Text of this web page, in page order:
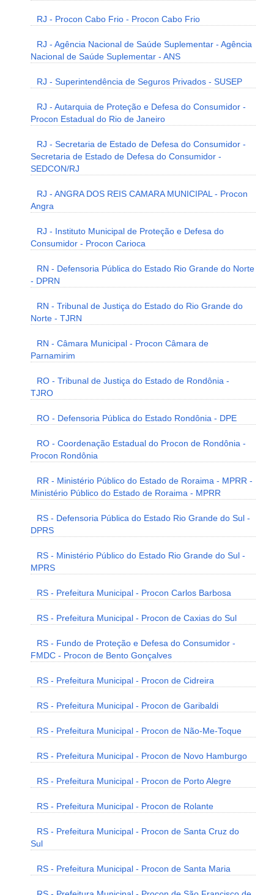
RJ - Procon Cabo Frio - Procon Cabo Frio
RJ - Agência Nacional de Saúde Suplementar - Agência
Nacional de Saúde Suplementar - ANS
RJ - Superintendência de Seguros Privados - SUSEP
RJ - Autarquia de Proteção e Defesa do Consumidor -
Procon Estadual do Rio de Janeiro
RJ - Secretaria de Estado de Defesa do Consumidor -
Secretaria de Estado de Defesa do Consumidor -
SEDCON/RJ
RJ - ANGRA DOS REIS CAMARA MUNICIPAL - Procon
Angra
RJ - Instituto Municipal de Proteção e Defesa do
Consumidor - Procon Carioca
RN - Defensoria Pública do Estado Rio Grande do Norte
- DPRN
RN - Tribunal de Justiça do Estado do Rio Grande do
Norte - TJRN
RN - Câmara Municipal - Procon Câmara de
Parnamirim
RO - Tribunal de Justiça do Estado de Rondônia -
TJRO
RO - Defensoria Pública do Estado Rondônia - DPE
RO - Coordenação Estadual do Procon de Rondônia -
Procon Rondônia
RR - Ministério Público do Estado de Roraima - MPRR -
Ministério Público do Estado de Roraima - MPRR
RS - Defensoria Pública do Estado Rio Grande do Sul -
DPRS
RS - Ministério Público do Estado Rio Grande do Sul -
MPRS
RS - Prefeitura Municipal - Procon Carlos Barbosa
RS - Prefeitura Municipal - Procon de Caxias do Sul
RS - Fundo de Proteção e Defesa do Consumidor -
FMDC - Procon de Bento Gonçalves
RS - Prefeitura Municipal - Procon de Cidreira
RS - Prefeitura Municipal - Procon de Garibaldi
RS - Prefeitura Municipal - Procon de Não-Me-Toque
RS - Prefeitura Municipal - Procon de Novo Hamburgo
RS - Prefeitura Municipal - Procon de Porto Alegre
RS - Prefeitura Municipal - Procon de Rolante
RS - Prefeitura Municipal - Procon de Santa Cruz do
Sul
RS - Prefeitura Municipal - Procon de Santa Maria